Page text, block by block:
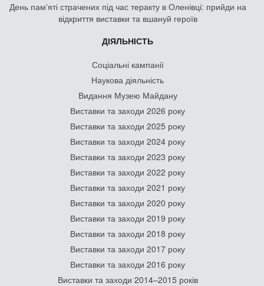
День памʼяті страчених під час теракту в Оленівці: прийди на
відкриття виставки та вшануй героїв
ДІЯЛЬНІСТЬ
Соціальні кампанії
Наукова діяльність
Видання Музею Майдану
Виставки та заходи 2026 року
Виставки та заходи 2025 року
Виставки та заходи 2024 року
Виставки та заходи 2023 року
Виставки та заходи 2022 року
Виставки та заходи 2021 року
Виставки та заходи 2020 року
Виставки та заходи 2019 року
Виставки та заходи 2018 року
Виставки та заходи 2017 року
Виставки та заходи 2016 року
Виставки та заходи 2014–2015 років